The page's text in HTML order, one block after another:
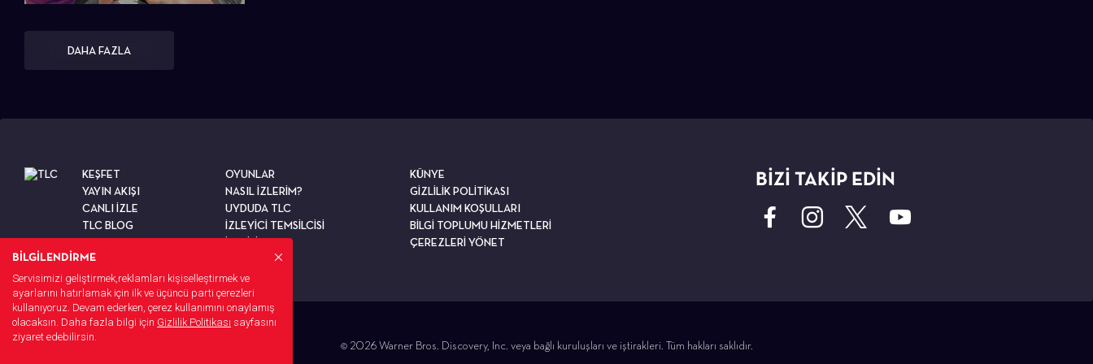
DAHA FAZLA
KEŞFET
YAYIN AKIŞI
CANLI İZLE
TLC BLOG
TESTLER
OYUNLAR
NASIL İZLERİM?
UYDUDA TLC
İZLEYİCİ TEMSİLCİSİ
İLETİŞİM
KÜNYE
GİZLİLİK POLİTİKASI
KULLANIM KOŞULLARI
BİLGİ TOPLUMU HİZMETLERİ
ÇEREZLERİ YÖNET
BİZİ TAKİP EDİN
© 2026 Warner Bros. Discovery, Inc. veya bağlı kuruluşları ve iştirakleri. Tüm hakları saklıdır.
BİLGİLENDİRME
Servisimizi geliştirmek,reklamları kişiselleştirmek ve
ayarlarını hatırlamak için ilk ve üçüncü parti çerezleri
kullanıyoruz. Devam ederken, çerez kullanımını onaylamış
olacaksın. Daha fazla bilgi için Gizlilik Politikası sayfasını
ziyaret edebilirsin.